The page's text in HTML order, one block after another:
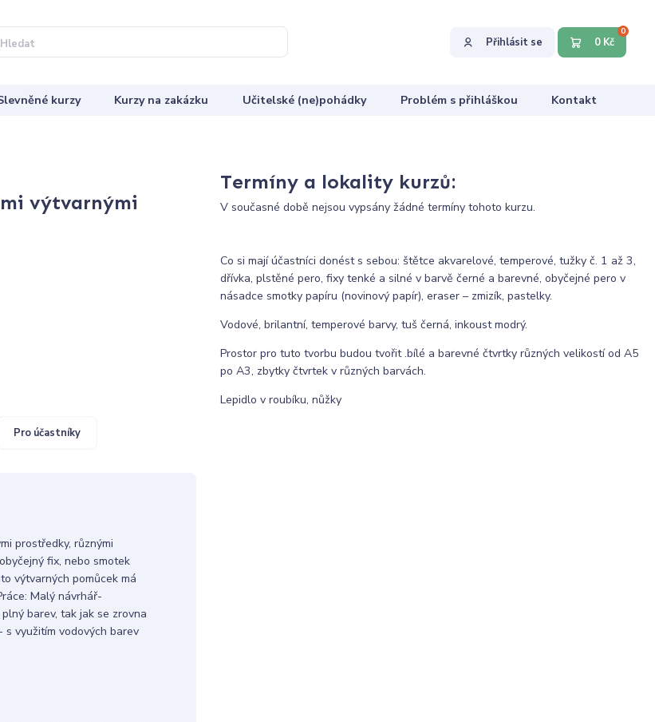
Hledat Přihlásit se 0 Kč
0
kurzy Kurzy na zakázku Učitelské (ne)pohádky Problém s přihláškou Kontakt
výtvarnými
Pro účastníky
prostředky, různými
fix, nebo smotek
výtvarných pomůcek má
Malý návrhář-
barev, tak jak se zrovna
využitím vodových barev
Termíny a lokality kurzů:
V současné době nejsou vypsány žádné termíny tohoto kurzu.
Co si mají účastníci donést s sebou: štětce akvarelové, temperové, tužky č. 1 až 3,
dřívka, plstěné pero, fixy tenké a silné v barvě černé a barevné, obyčejné pero v
násadce smotky papíru (novinový papír), eraser – zmizík, pastelky.
Vodové, brilantní, temperové barvy, tuš černá, inkoust modrý.
Prostor pro tuto tvorbu budou tvořit .bílé a barevné čtvrtky různých velikostí od A5
po A3, zbytky čtvrtek v různých barvách.
Lepidlo v roubíku, nůžky